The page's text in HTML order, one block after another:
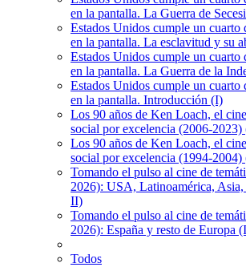
en la pantalla. La Guerra de
Estados Unidos cumple un
en la pantalla. La esclavitud y su
Estados Unidos cumple un
en la pantalla. La Guerra de la
Estados Unidos cumple un
en la pantalla. Introducción (I)
Los 90 años de Ken Loach, el
social por excelencia (2006-
Los 90 años de Ken Loach, el
social por excelencia (1994-
Tomando el pulso al cine de
2026): USA, Latinoamérica,
II)
Tomando el pulso al cine de
2026): España y resto de Europa
Todos